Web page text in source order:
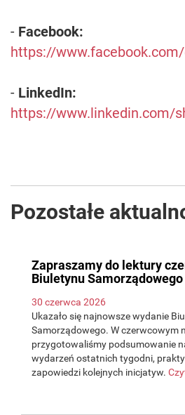
- Facebook:
https://www.facebook.com/
- LinkedIn:
https://www.linkedin.com/
Pozostałe
Zapraszamy do lektury
Biuletynu Samorządowego
30 czerwca 2026
Ukazało się najnowsze wydanie
Samorządowego. W czerwcowym
przygotowaliśmy podsumowanie
wydarzeń ostatnich tygodni,
zapowiedzi kolejnych inicjatyw.